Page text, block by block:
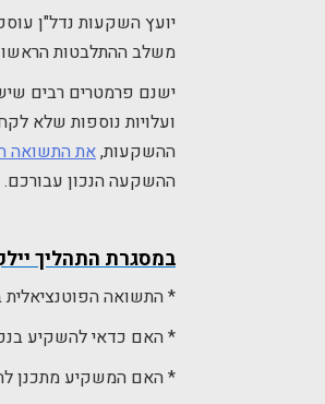
יועץ השקעות נדל"ן
משלב ההתלבטות
ישנם פרמטרים רבים
ועלויות נוספות שלא
ההשקעות,את התשואה
ההשקעה הנכון עבורכם.
במסגרת התהליך
* התשואה
* האם כדאי להשקיע
* האם המשקיע מתכנן